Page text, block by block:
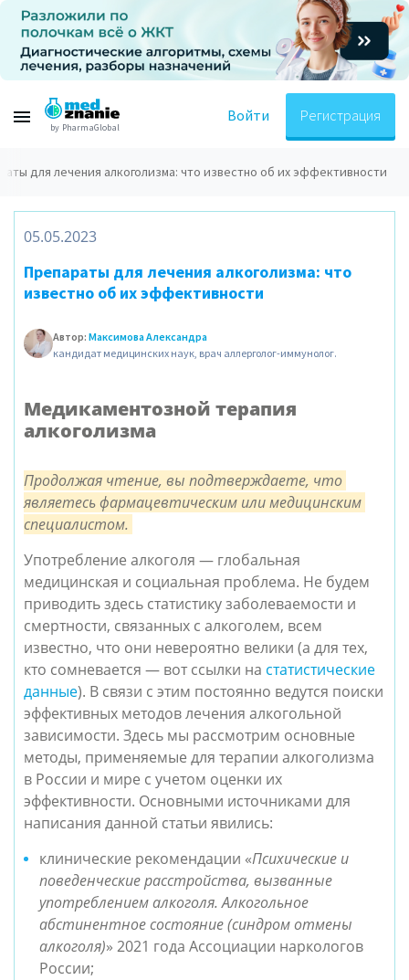
by PharmaGlobal
Войти Регистрация
для лечения алкоголизма: что известно об их эффективности
05.05.2023
Препараты для лечения алкоголизма: что
известно об их эффективности
Автор: Максимова Александра
кандидат медицинских наук, врач аллерголог-иммунолог.
Медикаментозной терапия
алкоголизма
Продолжая чтение, вы подтверждаете, что
являетесь фармацевтическим или медицинским
специалистом.
Употребление алкоголя — глобальная
медицинская и социальная проблема. Не будем
приводить здесь статистику заболеваемости и
смертности, связанных с алкоголем, всем
известно, что они невероятно велики (а для тех,
кто сомневается — вот ссылки на статистические
данные). В связи с этим постоянно ведутся поиски
эффективных методов лечения алкогольной
зависимости. Здесь мы рассмотрим основные
методы, применяемые для терапии алкоголизма
в России и мире с учетом оценки их
эффективности. Основными источниками для
написания данной статьи явились:
клинические рекомендации «Психические и
поведенческие расстройства, вызванные
употреблением алкоголя. Алкогольное
абстинентное состояние (синдром отмены
алкоголя)» 2021 года Ассоциации наркологов
России;